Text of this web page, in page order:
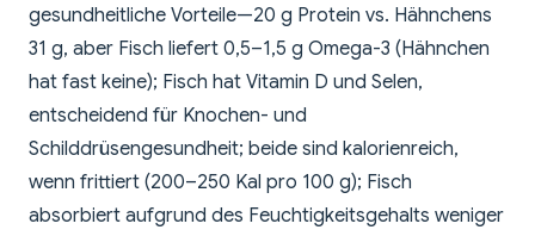
gesundheitliche Vorteile—20 g Protein vs. Hähnchens
31 g, aber Fisch liefert 0,5–1,5 g Omega-3 (Hähnchen
hat fast keine); Fisch hat Vitamin D und Selen,
entscheidend für Knochen- und
Schilddrüsengesundheit; beide sind kalorienreich,
wenn frittiert (200–250 Kal pro 100 g); Fisch
absorbiert aufgrund des Feuchtigkeitsgehalts weniger